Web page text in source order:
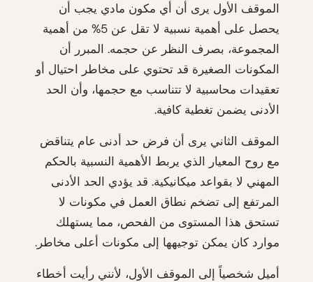
الموقف الأول يرى أن أي مكون مادي يجب أن
يحصل على أهمية نسبية لا تقل عن 5% من أهمية
المجموعة، بصرف النظر عن حجمه. المبرر أن
المكونات الصغيرة قد تحتوي على مخاطر احتيال أو
تعقيدات محاسبية لا تتناسب مع حجمها، وأن الحد
الأدنى يضمن تغطية كافية.
الموقف الثاني يرى أن فرض حد أدنى عام يتناقض
مع روح المعيار الذي يربط الأهمية النسبية بالحكم
المهني لا بقواعد ميكانيكية. قد يؤدي الحد الأدنى
المرتفع إلى تضخم نطاق العمل في مكونات لا
تستحق هذا المستوى من الفحص، مما يستهلك
موارد كان يمكن توجيهها إلى مكونات أعلى مخاطر.
أميل شخصياً إلى الموقف الأول، لأنني رأيت أخطاء